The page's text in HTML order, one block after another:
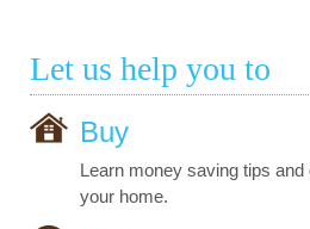
Let us help you to
Buy
Learn money saving tips
your home.